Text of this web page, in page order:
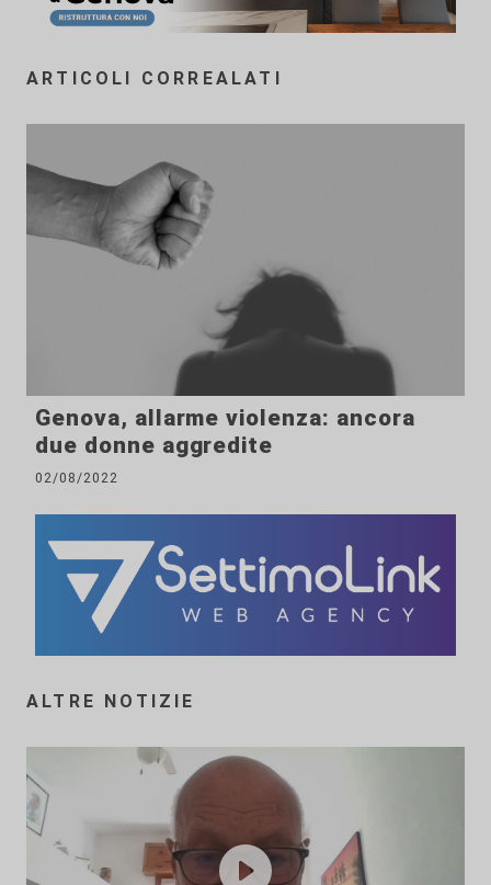
ARTICOLI CORREALATI
Genova, allarme violenza: ancora
due donne aggredite
02/08/2022
ALTRE NOTIZIE